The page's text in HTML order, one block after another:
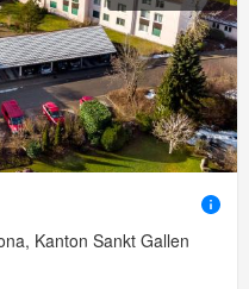
Kanton Sankt Gallen